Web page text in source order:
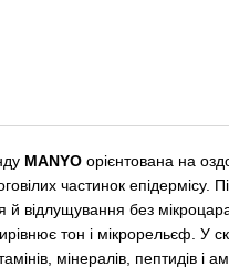
MANYO орієнтована на
частинок епідермісу.
без
тон і мікрорельєф. У
мінералів, пептидів і